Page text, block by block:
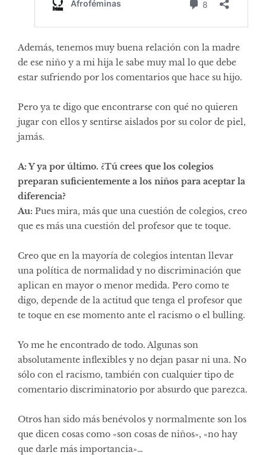
Además, tenemos muy buena relación con la madre
de ese niño y a mi hija le sabe muy mal lo que debe
estar sufriendo por los comentarios que hace su hijo.
Pero ya te digo que encontrarse con qué no quieren
jugar con ellos y sentirse aislados por su color de piel,
jamás.
A: Y ya por último. ¿Tú crees que los colegios
preparan suficientemente a los niños para aceptar la
diferencia?
Au: Pues mira, más que una cuestión de colegios, creo
que es más una cuestión del profesor que te toque.
Creo que en la mayoría de colegios intentan llevar
una política de normalidad y no discriminación que
aplican en mayor o menor medida. Pero como te
digo, depende de la actitud que tenga el profesor que
te toque en ese momento ante el racismo o el bulling.
Yo me he encontrado de todo. Algunas son
absolutamente inflexibles y no dejan pasar ni una. No
sólo con el racismo, también con cualquier tipo de
comentario discriminatorio por absurdo que parezca.
Otros han sido más benévolos y normalmente son los
que dicen cosas como «son cosas de niños», «no hay
que darle más importancia»…